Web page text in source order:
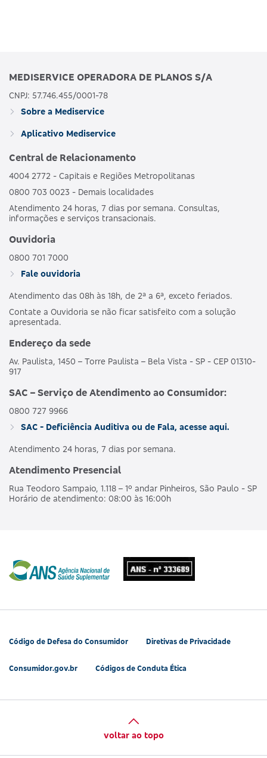
MEDISERVICE OPERADORA DE PLANOS S/A
CNPJ: 57.746.455/0001-78
Sobre a Mediservice
Aplicativo Mediservice
Central de Relacionamento
4004 2772 - Capitais e Regiões Metropolitanas
0800 703 0023 - Demais localidades
Atendimento 24 horas, 7 dias por semana. Consultas,
informações e serviços transacionais.
Ouvidoria
0800 701 7000
Fale ouvidoria
Atendimento das 08h às 18h, de 2ª a 6ª, exceto feriados.
Contate a Ouvidoria se não ficar satisfeito com a solução
apresentada.
Endereço da sede
Av. Paulista, 1450 – Torre Paulista – Bela Vista - SP - CEP 01310-
917
SAC – Serviço de Atendimento ao Consumidor:
0800 727 9966
SAC - Deficiência Auditiva ou de Fala, acesse aqui.
Atendimento 24 horas, 7 dias por semana.
Atendimento Presencial
Rua Teodoro Sampaio, 1.118 – 1º andar Pinheiros, São Paulo - SP
Horário de atendimento: 08:00 às 16:00h
Código de Defesa do Consumidor Diretivas de Privacidade
Consumidor.gov.br Códigos de Conduta Ética
voltar ao topo